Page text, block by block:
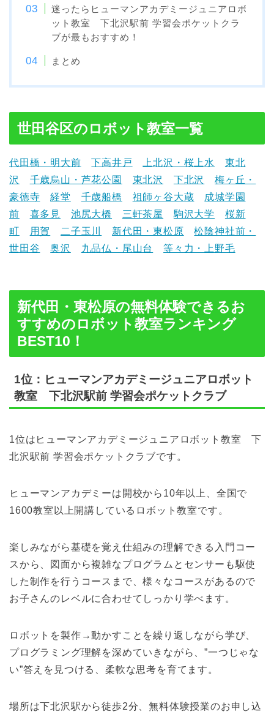
迷ったらヒューマンアカデミージュニアロボ
ット教室 下北沢駅前 学習会ポケットクラ
ブが最もおすすめ！
まとめ
世田谷区のロボット教室一覧
代田橋・明大前 下高井戸 上北沢・桜上水
東北
沢
千歳烏山・芦花公園 東北沢 下北沢
梅ヶ丘・
豪徳寺
経堂 千歳船橋 祖師ヶ谷大蔵
成城学園
前
喜多見 池尻大橋 三軒茶屋 駒沢大学
桜新
町
用賀 二子玉川 新代田・東松原
松陰神社前・
世田谷
奥沢 九品仏・尾山台 等々力・上野毛
新代田・東松原の無料体験できるお
すすめのロボット教室ランキング
BEST10！
1位：ヒューマンアカデミージュニアロボット
教室 下北沢駅前 学習会ポケットクラブ
1位はヒューマンアカデミージュニアロボット教室 下
北沢駅前 学習会ポケットクラブです。
ヒューマンアカデミーは開校から10年以上、全国で
1600教室以上開講しているロボット教室です。
楽しみながら基礎を覚え仕組みの理解できる入門コー
スから、図面から複雑なプログラムとセンサーも駆使
した制作を行うコースまで、様々なコースがあるので
お子さんのレベルに合わせてしっかり学べます。
ロボットを製作→動かすことを繰り返しながら学び、
プログラミング理解を深めていきながら、”一つじゃな
い”答えを見つける、柔軟な思考を育てます。
場所は下北沢駅から徒歩2分、無料体験授業のお申し込